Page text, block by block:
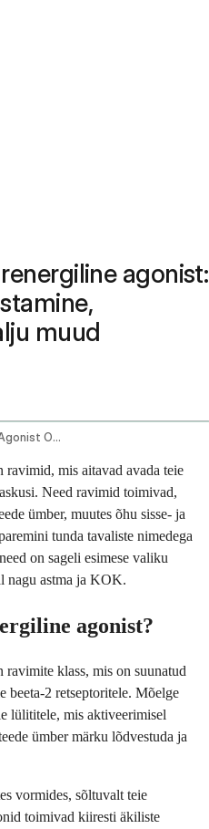
agonist:
muud
Beta 2 Adrenergic Agonist Oral Route Injection Route
ravimid, mis aitavad avada teie
Need ravimid toimivad,
ümber, muutes õhu sisse- ja
tunda tavaliste nimedega
on sageli esimese valiku
nagu astma ja KOK.
agonist?
ravimite klass, mis on suunatud
beeta-2 retseptoritele. Mõelge
lülititele, mis aktiveerimisel
ümber märku lõdvestuda ja
vormides, sõltuvalt teie
toimivad kiiresti äkiliste